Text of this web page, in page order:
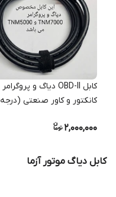
کانکتور و کاور صنعتی (درجه 1 )
2,000,000
کابل دیاگ موتور آزما